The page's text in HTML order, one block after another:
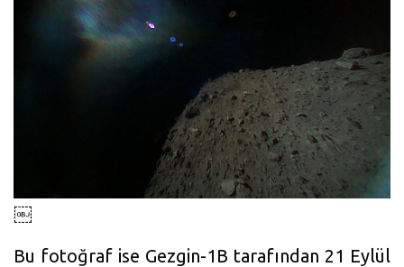
￼
Bu fotoğraf ise Gezgin-1B tarafından 21 Eylül